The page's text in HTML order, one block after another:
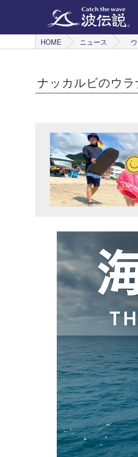
HOME
ニュース
ナッカルビのウラ